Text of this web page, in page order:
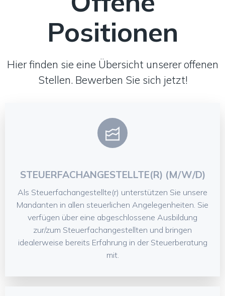
Positionen
Hier finden sie eine Übersicht unserer offenen
Stellen. Bewerben Sie sich jetzt!
STEUERFACHANGESTELLTE(R) (M/W/D)
Als Steuerfachangestellte(r) unterstützen Sie unsere
Mandanten in allen steuerlichen Angelegenheiten. Sie
verfügen über eine abgeschlossene Ausbildung
zur/zum Steuerfachangestellten und bringen
idealerweise bereits Erfahrung in der Steuerberatung
mit.